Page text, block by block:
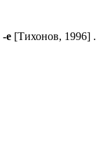
-е [Тихонов, 1996] .